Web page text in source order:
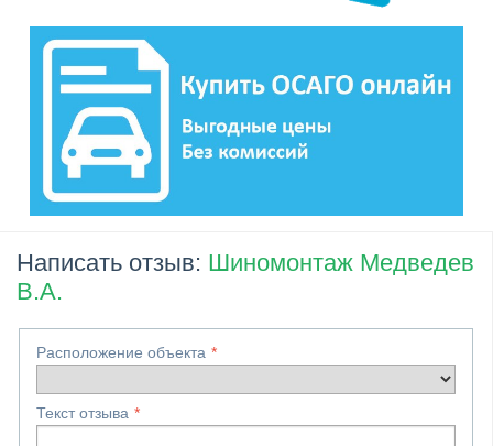
Написать отзыв: Шиномонтаж Медведев
В.А.
Расположение объекта
Текст отзыва